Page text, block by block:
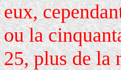
eux,
ou la
25, plus de la